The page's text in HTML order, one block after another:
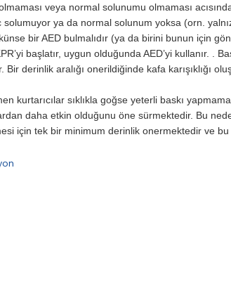
veya normal solunumu olmaması
solumuyor ya da normal solunum yoksa (orn.
bir AED bulmalıdır (ya da birini bunun için
başlatır, uygun olduğunda AED’yi kullanır.
.
derinlik aralığı onerildiğinde kafa karışıklığı
kurtarıcılar sıklıkla goğse yeterli baskı
daha etkin olduğunu öne sürmektedir. Bu
için tek bir minimum derinlik onermektedir ve